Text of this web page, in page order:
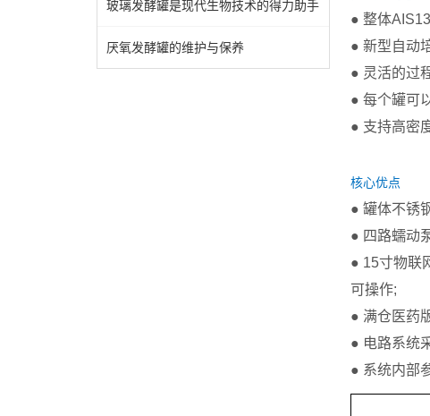
玻璃发酵罐是现代生物技术的得力助手
厌氧发酵罐的维护与保养
● 整体
● 新型自动
● 灵活的过
● 每个罐可
● 支持高密
核心优点
● 罐体不锈
● 四路蠕动
● 15寸物联
可操作;
● 满仓医药
● 电路系统
● 系统内部